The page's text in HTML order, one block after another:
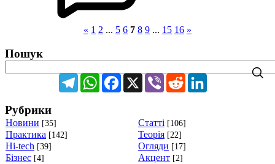
« 1 2 ... 5 6 7 8 9 ... 15 16 »
Пошук
TelegramWhatsAppFacebook
X Viber Reddit
Рубрики
Новини [35] Статті [106]
Практика [142] Теорія [22]
Hi-tech [39] Огляди [17]
Бізнес [4] Акцент [2]